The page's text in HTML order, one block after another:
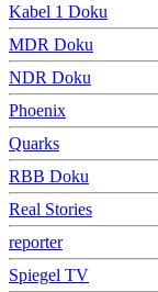
Kabel 1 Doku
MDR Doku
NDR Doku
Phoenix
Quarks
RBB Doku
Real Stories
reporter
Spiegel TV